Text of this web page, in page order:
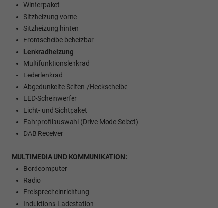
Winterpaket
Sitzheizung vorne
Sitzheizung hinten
Frontscheibe beheizbar
Lenkradheizung
Multifunktionslenkrad
Lederlenkrad
Abgedunkelte Seiten-/Heckscheibe
LED-Scheinwerfer
Licht- und Sichtpaket
Fahrprofilauswahl (Drive Mode Select)
DAB Receiver
MULTIMEDIA UND KOMMUNIKATION:
Bordcomputer
Radio
Freisprecheinrichtung
Induktions-Ladestation